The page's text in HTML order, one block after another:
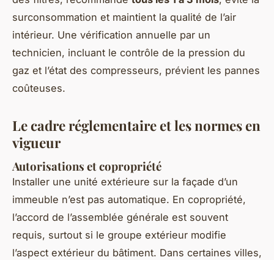
surconsommation et maintient la qualité de l’air
intérieur. Une vérification annuelle par un
technicien, incluant le contrôle de la pression du
gaz et l’état des compresseurs, prévient les pannes
coûteuses.
Le cadre réglementaire et les normes en
vigueur
Autorisations et copropriété
Installer une unité extérieure sur la façade d’un
immeuble n’est pas automatique. En copropriété,
l’accord de l’assemblée générale est souvent
requis, surtout si le groupe extérieur modifie
l’aspect extérieur du bâtiment. Dans certaines villes,